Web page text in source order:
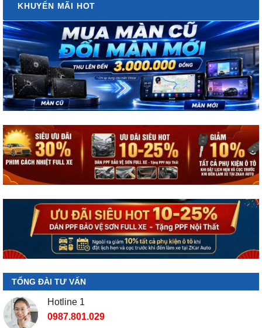
KHUYẾN MÃI HOT
TỔNG ĐÀI TƯ VẤN
Hotline 1
0987.801.029